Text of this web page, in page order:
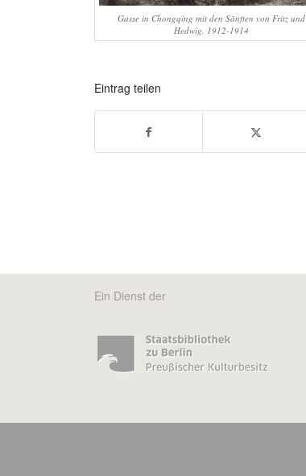
Gasse in Chongqing mit den Sänften von Fritz und
Hedwig, 1912-1914
Eintrag teilen
Ein Dienst der